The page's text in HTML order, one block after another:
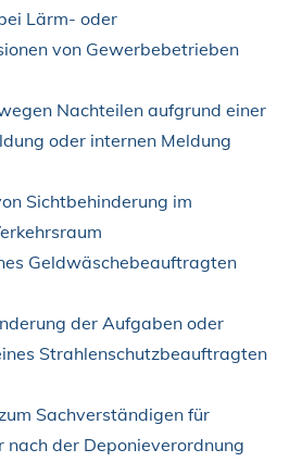
Lärm- oder
von Gewerbebetrieben
Nachteilen aufgrund einer
oder internen Meldung
Sichtbehinderung im
Geldwäschebeauftragten
der Aufgaben oder
Strahlenschutzbeauftragten
Sachverständigen für
nach der Deponieverordnung